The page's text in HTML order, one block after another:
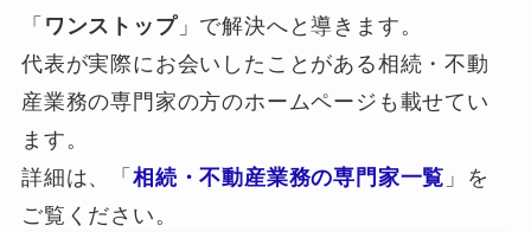
「 ワンストップ」で解決へと導きます。
代表が実際にお会いしたことがある相続・不動
産業務の専門家の方のホームページも載せてい
ます。
詳細は、「 相続・不動産業務の専門家一覧 」を
ご覧ください。